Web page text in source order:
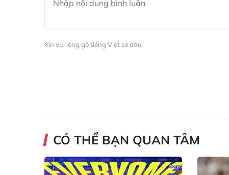
Xin vui lòng gõ tiếng Việt có dấu
CÓ THỂ BẠN QUAN TÂM